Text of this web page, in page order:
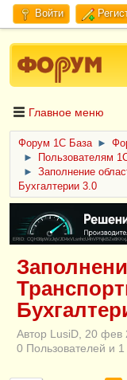
Войти
Главное меню
Форум 1C База ►
►
Пользователям
►
Заполнение
Бухгалтерии 3.0
ERID:
Автор LusiD, 20 фев
0 Пользователей и 1